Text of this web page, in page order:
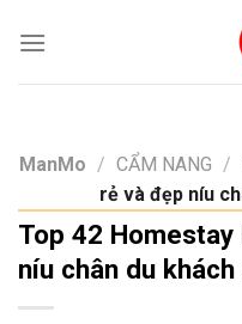
ManMo / CẨM NANG /
rẻ và đẹp níu
Top 42 Homestay
níu chân du